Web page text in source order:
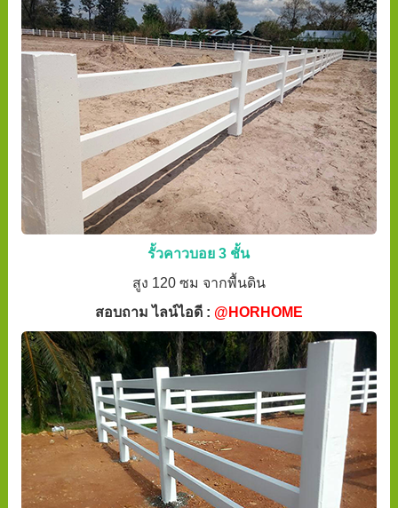
รั้วคาวบอย 3 ชั้น
สูง 120 ซม จากพื้นดิน
สอบถาม ไลน์ไอดี : @HORHOME